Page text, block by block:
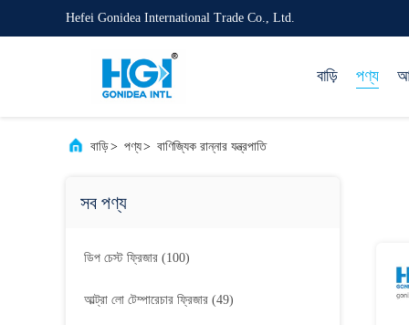
Hefei Gonidea International Trade Co., Ltd.
বাড়ি পণ্য
বাড়ি> পণ্য> বাণিজ্যিক রান্নার যন্ত্রপাতি
সব পণ্য
ডিপ চেস্ট ফ্রিজার (100)
আল্ট্রা লো টেম্পারেচার ফ্রিজার (49)